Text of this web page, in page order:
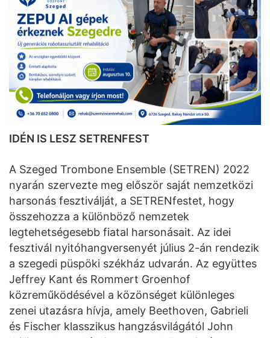
IDÉN IS LESZ SETRENFEST
A Szeged Trombone Ensemble (SETREN) 2022
nyarán szervezte meg először saját nemzetközi
harsonás fesztiválját, a SETRENfestet, hogy
összehozza a különböző nemzetek
legtehetségesebb fiatal harsonásait. Az idei
fesztivál nyitóhangversenyét július 2-án rendezik
a szegedi püspöki székház udvarán. Az együttes
Jeffrey Kant és Rommert Groenhof
közreműködésével a közönséget különleges
zenei utazásra hívja, amely Beethoven, Gabrieli
és Fischer klasszikus hangzásvilágától John